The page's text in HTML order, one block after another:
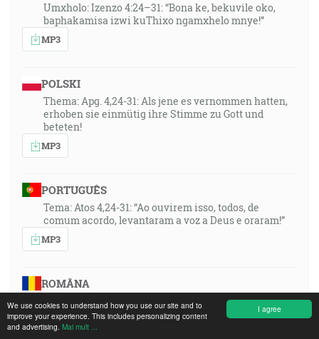
I agree
We use cookies to understand how you use our site and to
improve your experience. This includes personalizing content
and advertising. Mai mult ...
Umxholo: Izenzo 4:24–31: “Bona ke, bekuvile oko,
baphakamisa izwi kuThixo ngamxhelo mnye!”
MP3
POLSKI
Thema: Apg. 4,24-31: Als jene es vernommen hatten,
erhoben sie einmütig ihre Stimme zu Gott und
beteten!
MP3
PORTUGUÊS
Tema: Atos 4,24-31: “Ao ouvirem isso, todos, de
comum acordo, levantaram a voz a Deus e oraram!”
MP3
ROMÂNA
Tema din Faptele Apostolilor 4:24 - 31 Cand au auzit ei
aceste lucruri, si-au ridicat glasul in unitate catre
Dumnezeu si s-au rugat!